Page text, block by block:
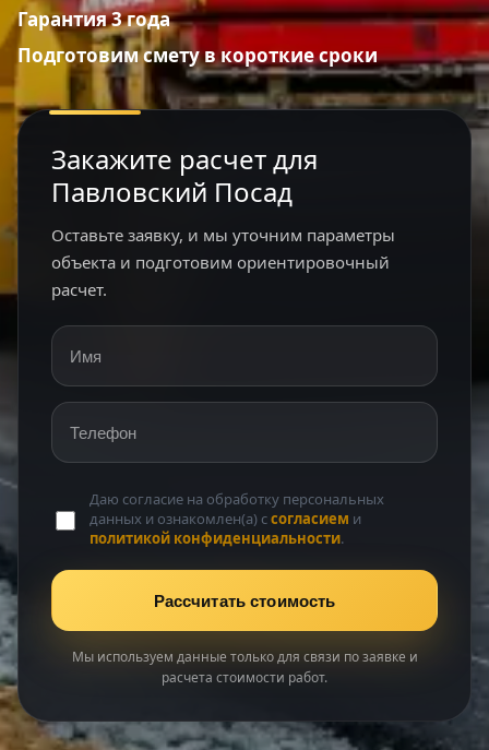
Гарантия 3 года
Подготовим смету в короткие сроки
Закажите расчет для
Павловский Посад
Оставьте заявку, и мы уточним параметры
объекта и подготовим ориентировочный
расчет.
Имя
Телефон
Даю согласие на обработку персональных
данных и ознакомлен(а) ссогласием и
политикой конфиденциальности.
Рассчитать стоимость
Мы используем данные только для связи по заявке и
расчета стоимости работ.